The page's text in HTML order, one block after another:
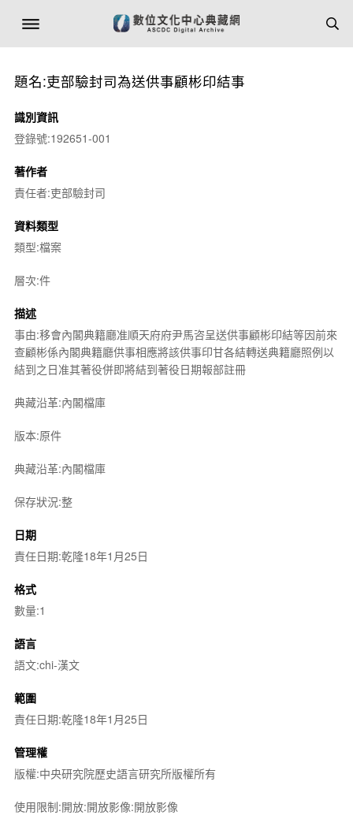
題名:吏部驗封司為送供事顧彬印結事
識別資訊
登錄號:192651-001
著作者
責任者:吏部驗封司
資料類型
類型:檔案
層次:件
描述
事由:移會內閣典籍廳准順天府府尹馬咨呈送供事顧彬印結等因前來
查顧彬係內閣典籍廳供事相應將該供事印甘各結轉送典籍廳照例以
結到之日准其著役併即將結到著役日期報部註冊
典藏沿革:內閣檔庫
版本:原件
典藏沿革:內閣檔庫
保存狀況:整
日期
責任日期:乾隆18年1月25日
格式
數量:1
語言
語文:chi-漢文
範圍
責任日期:乾隆18年1月25日
管理權
版權:中央研究院歷史語言研究所版權所有
使用限制:開放:開放影像:開放影像